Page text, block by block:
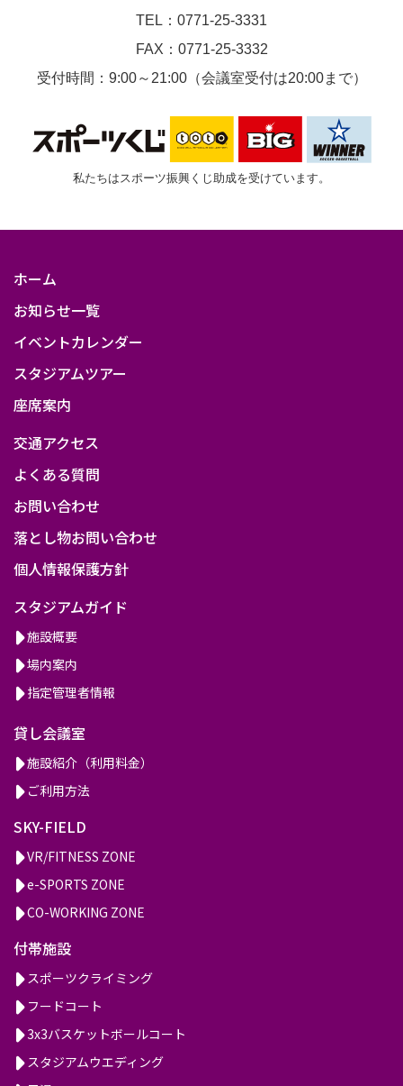
TEL：0771-25-3331
FAX：0771-25-3332
受付時間：9:00～21:00（会議室受付は20:00まで）
私たちはスポーツ振興くじ助成を受けています。
ホーム
お知らせ一覧
イベントカレンダー
スタジアムツアー
座席案内
交通アクセス
よくある質問
お問い合わせ
落とし物お問い合わせ
個人情報保護方針
スタジアムガイド
施設概要
場内案内
指定管理者情報
貸し会議室
施設紹介（利用料金）
ご利用方法
SKY-FIELD
VR/FITNESS ZONE
e-SPORTS ZONE
CO-WORKING ZONE
付帯施設
スポーツクライミング
フードコート
3x3バスケットボールコート
スタジアムウエディング